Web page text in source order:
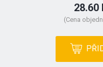
28.60
(Cena